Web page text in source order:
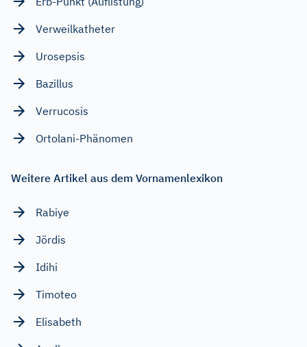
Verweilkatheter
Urosepsis
Bazillus
Verrucosis
Ortolani-Phänomen
Weitere Artikel aus dem Vornamenlexikon
Rabiye
Jördis
Idihi
Timoteo
Elisabeth